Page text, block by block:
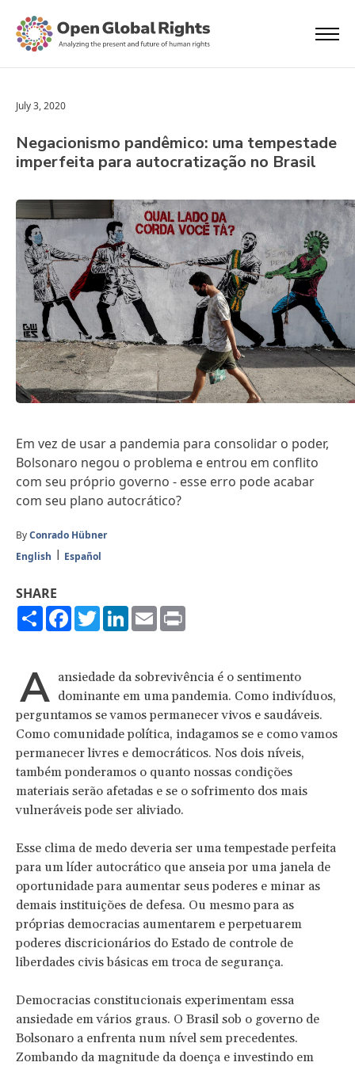
July 3, 2020
Negacionismo pandêmico: uma tempestade
imperfeita para autocratização no Brasil
Em vez de usar a pandemia para consolidar o poder,
Bolsonaro negou o problema e entrou em conflito
com seu próprio governo - esse erro pode acabar
com seu plano autocrático?
ByConrado Hübner
English
Español
SHARE
ShareFacebook
TwitterLinkedIn
Email
A ansiedade da sobrevivência é o sentimento
dominante em uma pandemia. Como indivíduos,
perguntamos se vamos permanecer vivos e saudáveis.
Como comunidade política, indagamos se e como vamos
permanecer livres e democráticos. Nos dois níveis,
também ponderamos o quanto nossas condições
materiais serão afetadas e se o sofrimento dos mais
vulneráveis pode ser aliviado.
Esse clima de medo deveria ser uma tempestade perfeita
para um líder autocrático que anseia por uma janela de
oportunidade para aumentar seus poderes e minar as
demais instituições de defesa. Ou mesmo para as
próprias democracias aumentarem e perpetuarem
poderes discricionários do Estado de controle de
liberdades civis básicas em troca de segurança.
Democracias constitucionais experimentam essa
ansiedade em vários graus. O Brasil sob o governo de
Bolsonaro a enfrenta num nível sem precedentes.
Zombando da magnitude da doença e investindo em